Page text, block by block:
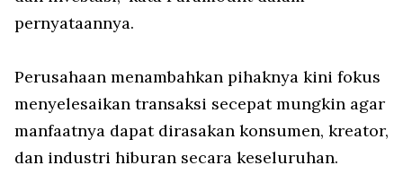
pernyataannya.
Perusahaan menambahkan pihaknya kini fokus
menyelesaikan transaksi secepat mungkin agar
manfaatnya dapat dirasakan konsumen, kreator,
dan industri hiburan secara keseluruhan.